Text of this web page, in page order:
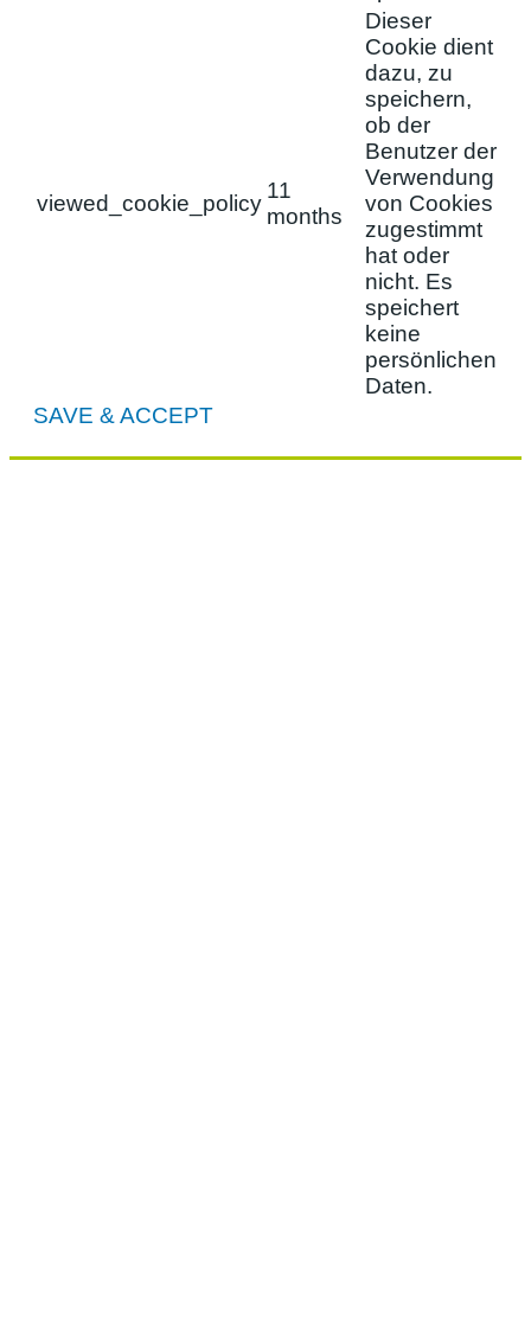
viewed_cookie_policy
11
months
Dieser
Cookie dient
dazu, zu
speichern,
ob der
Benutzer der
Verwendung
von Cookies
zugestimmt
hat oder
nicht. Es
speichert
keine
persönlichen
Daten.
SAVE & ACCEPT